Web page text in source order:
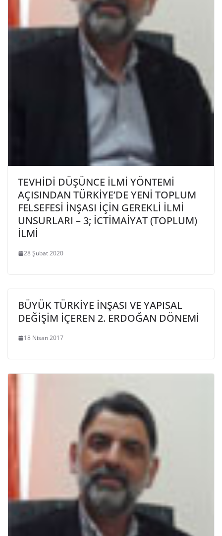
TEVHİDİ DÜŞÜNCE İLMİ YÖNTEMİ
AÇISINDAN TÜRKİYE’DE YENİ TOPLUM
FELSEFESİ İNŞASI İÇİN GEREKLİ İLMİ
UNSURLARI – 3; İCTİMAİYAT (TOPLUM)
İLMİ
28 Şubat 2020
BÜYÜK TÜRKİYE İNŞASI VE YAPISAL
DEĞİŞİM İÇEREN 2. ERDOĞAN DÖNEMİ
18 Nisan 2017